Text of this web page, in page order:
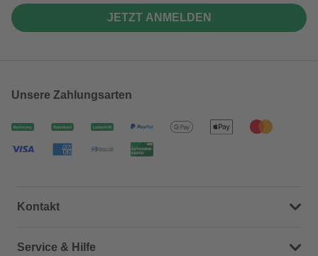
JETZT ANMELDEN
Unsere Zahlungsarten
Kontakt
Dein Kontakt zu uns
Service & Hilfe